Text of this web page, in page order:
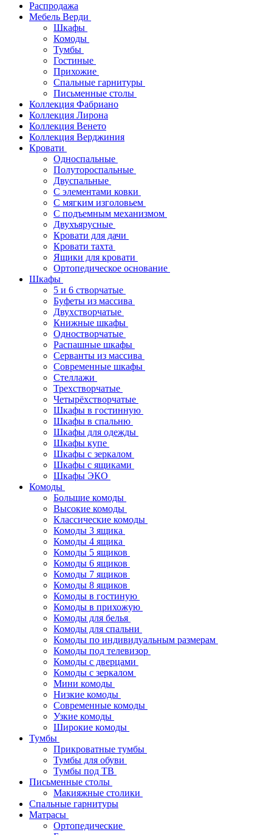
Распродажа
Мебель Верди
Шкафы
Комоды
Тумбы
Гостиные
Прихожие
Спальные гарнитуры
Письменные столы
Коллекция Фабриано
Коллекция Лирона
Коллекция Венето
Коллекция Верджиния
Кровати
Односпальные
Полутороспальные
Двуспальные
С элементами ковки
С мягким изголовьем
С подъемным механизмом
Двухъярусные
Кровати для дачи
Кровати тахта
Ящики для кровати
Ортопедическое основание
Шкафы
5 и 6 створчатые
Буфеты из массива
Двухстворчатые
Книжные шкафы
Одностворчатые
Распашные шкафы
Серванты из массива
Современные шкафы
Стеллажи
Трехстворчатые
Четырёхстворчатые
Шкафы в гостинную
Шкафы в спальню
Шкафы для одежды
Шкафы купе
Шкафы с зеркалом
Шкафы с ящиками
Шкафы ЭКО
Комоды
Большие комоды
Высокие комоды
Классические комоды
Комоды 3 ящика
Комоды 4 ящика
Комоды 5 ящиков
Комоды 6 ящиков
Комоды 7 ящиков
Комоды 8 ящиков
Комоды в гостиную
Комоды в прихожую
Комоды для белья
Комоды для спальни
Комоды по индивидуальным размерам
Комоды под телевизор
Комоды с дверцами
Комоды с зеркалом
Мини комоды
Низкие комоды
Современные комоды
Узкие комоды
Широкие комоды
Тумбы
Прикроватные тумбы
Тумбы для обуви
Тумбы под ТВ
Письменные столы
Макияжные столики
Спальные гарнитуры
Матрасы
Ортопедические